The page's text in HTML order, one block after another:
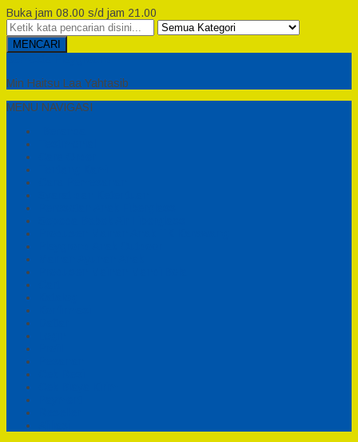
Buka jam 08.00 s/d jam 21.00
MENCARI
Min Haitsu Laa Yahtasib
MENU NAVIGASI